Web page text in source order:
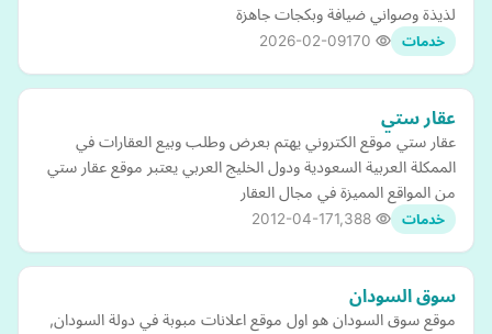
لذيذة وصواني ضيافة وبكجات جاهزة
خدمات 2026-02-09
عقار ستي
عقار ستي موقع الكتروني يهتم بعرض وطلب وبيع العقارات في
الممكلة العربية السعودية ودول الخليج العربي يعتبر موقع عقار ستي
من المواقع المميزة في مجال العقار
خدمات 2012-04-17
سوق السودان
موقع سوق السودان هو اول موقع اعلانات مبوبة في دولة السودان,